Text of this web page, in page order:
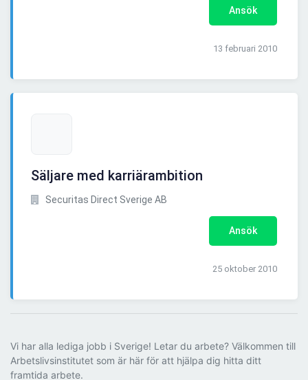
Ansök
13 februari 2010
Säljare med karriärambition
Securitas Direct Sverige AB
Ansök
25 oktober 2010
Vi har alla lediga jobb i Sverige! Letar du arbete? Välkommen till
Arbetslivsinstitutet som är här för att hjälpa dig hitta ditt
framtida arbete.